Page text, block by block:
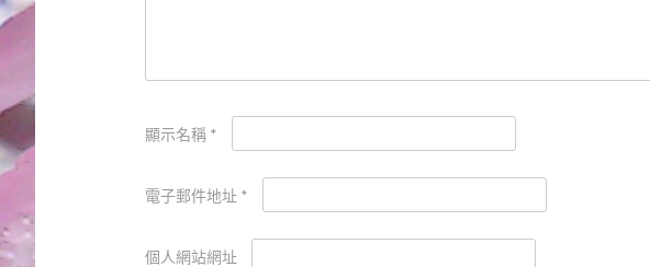
顯示名稱 *
電子郵件地址 *
個人網站網址